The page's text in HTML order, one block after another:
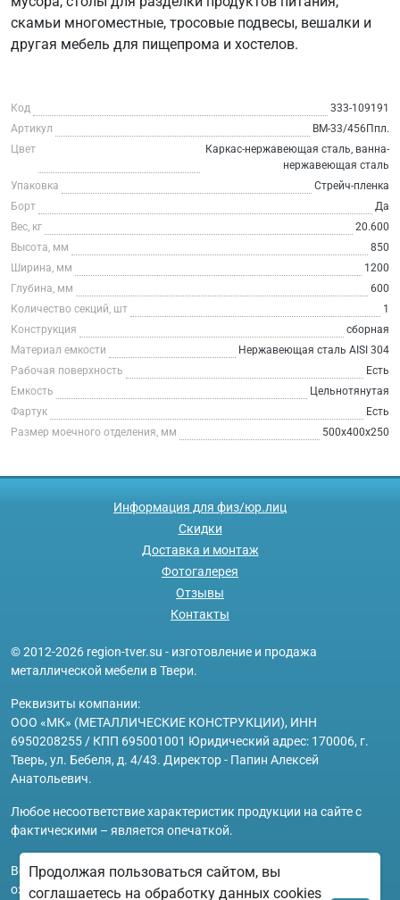
скамьи многоместные, тросовые подвесы, вешалки и
другая мебель для пищепрома и хостелов.
Код
333-109191
Артикул
ВМ-33/456Ппл.
Цвет
Каркас-нержавеющая сталь, ванна-
нержавеющая сталь
Упаковка
Стрейч-пленка
Борт
Да
Вес, кг
20.600
Высота, мм
850
Ширина, мм
1200
Глубина, мм
600
Количество секций, шт
1
Конструкция
сборная
Материал емкости
Нержавеющая сталь AISI 304
Рабочая поверхность
Есть
Емкость
Цельнотянутая
Фартук
Есть
Размер моечного отделения, мм
500х400х250
Информация для физ/юр.лиц
Скидки
Доставка и монтаж
Фотогалерея
Отзывы
Контакты
© 2012-2026 region-tver.su - изготовление и продажа
металлической мебели в Твери.
Реквизиты компании:
ООО «МК» (МЕТАЛЛИЧЕСКИЕ КОНСТРУКЦИИ), ИНН
6950208255 / КПП 695001001 Юридический адрес: 170006, г.
Тверь, ул. Бебеля, д. 4/43. Директор - Папин Алексей
Анатольевич.
Любое несоответствие характеристик продукции на сайте с
фактическими – является опечаткой.
Вся информация на сайте region-tver.su носит исключительно
ознакомительный и справочный характер и ни при каких
Продолжая пользоваться сайтом, вы
соглашаетесь на обработку данных cookies